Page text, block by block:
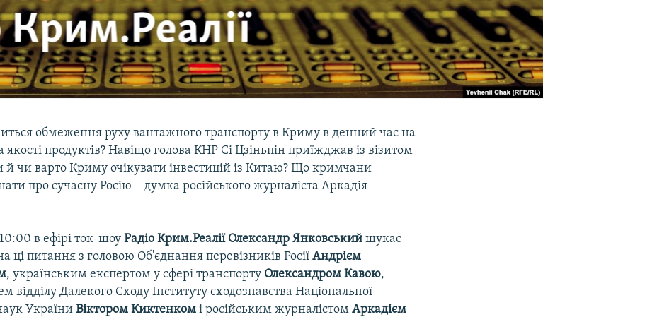
обмеження руху вантажного транспорту в Криму в денний час на
якості продуктів? Навіщо голова КНР Сі Цзіньпін приїжджав із візитом
й чи варто Криму очікувати інвестицій із Китаю? Що кримчани
про сучасну Росію – думка російського журналіста Аркадія
в ефірі ток-шоуРадіо Крим.Реалії Олександр Янковський шукає
ці питання з головою Об'єднання перевізників РосіїАндрієм
, українським експертом у сфері транспорту Олександром Кавою,
відділу Далекого Сходу Інституту сходознавства Національної
УкраїниВіктором Киктенком і російським журналістомАркадієм